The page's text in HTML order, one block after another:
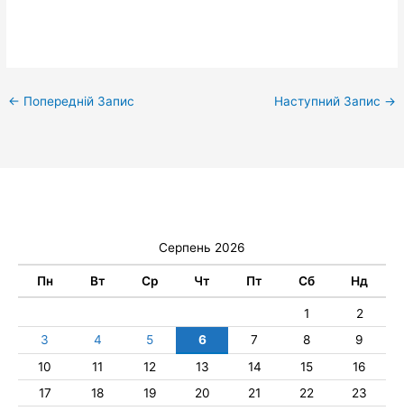
← Попередній Запис Наступний Запис →
Серпень 2026
Пн Вт Ср Чт Пт Сб Нд
1
2
3
4 5 6 7 8
9
10
11 12 13 14 15
16
17
18 19 20 21 22
23